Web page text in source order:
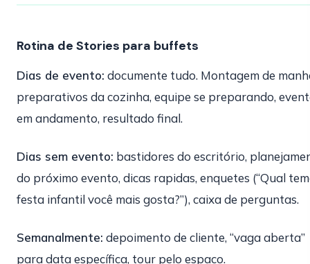
Rotina de Stories para buffets
Dias de evento: documente tudo. Montagem de
preparativos da cozinha, equipe se preparando,
em andamento, resultado final.
Dias sem evento: bastidores do escritório,
do próximo evento, dicas rapidas, enquetes (“Qual
festa infantil você mais gosta?”), caixa de perguntas.
Semanalmente: depoimento de cliente, “vaga aberta”
para data específica, tour pelo espaco.